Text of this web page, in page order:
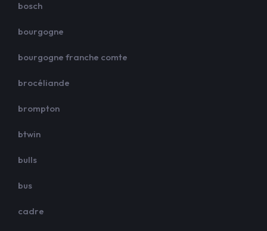
bosch
bourgogne
bourgogne franche comte
brocéliande
brompton
btwin
bulls
bus
cadre